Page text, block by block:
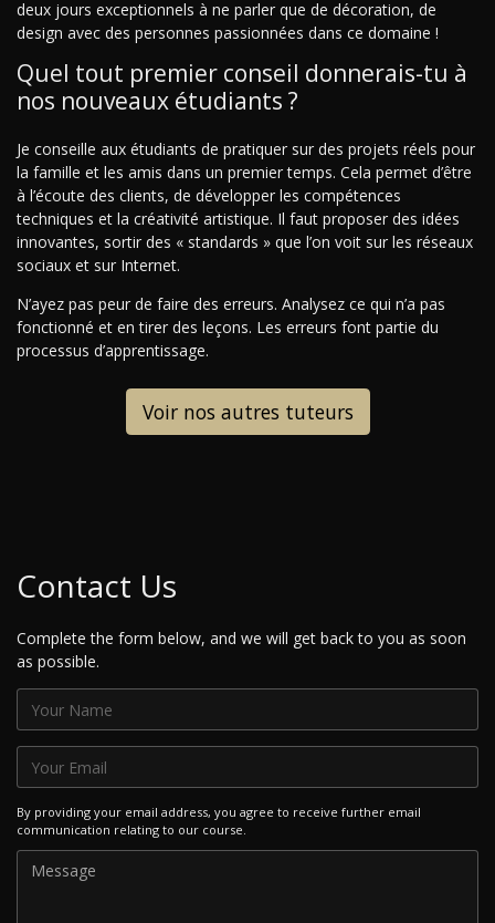
deux jours exceptionnels à ne parler que de décoration, de
design avec des personnes passionnées dans ce domaine !
Quel tout premier conseil donnerais-tu à
nos nouveaux étudiants ?
Je conseille aux étudiants de pratiquer sur des projets réels pour
la famille et les amis dans un premier temps. Cela permet d’être
à l’écoute des clients, de développer les compétences
techniques et la créativité artistique. Il faut proposer des idées
innovantes, sortir des « standards » que l’on voit sur les réseaux
sociaux et sur Internet.
N’ayez pas peur de faire des erreurs. Analysez ce qui n’a pas
fonctionné et en tirer des leçons. Les erreurs font partie du
processus d’apprentissage.
Voir nos autres tuteurs
Contact Us
Complete the form below, and we will get back to you as soon
as possible.
By providing your email address, you agree to receive further email
communication relating to our course.